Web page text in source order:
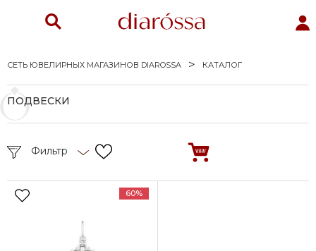
СЕТЬ ЮВЕЛИРНЫХ МАГАЗИНОВ DIAROSSA КАТАЛОГ
ПОДВЕСКИ
Фильтр
60%